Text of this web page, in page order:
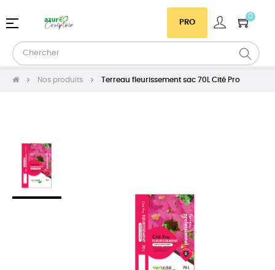
PRO
0
Basculer
navigation
☰
Nos produits Terreau fleurissement sac 70L Cité Pro